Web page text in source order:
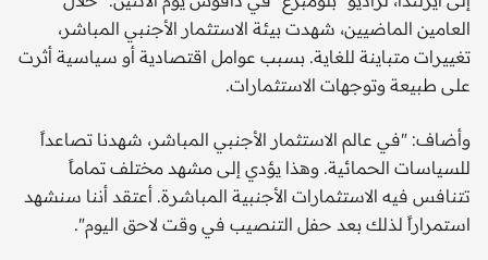
العامين الماضيين، شهدت بيئة الاستثمار الأجنبي المباشر،
تغييرات متباينة للغاية. بسبب عوامل اقتصادية أو سياسية أثرت
على طبيعة وتوجهات الاستثمارات.
وأضاف: "في عالم الاستثمار الأجنبي المباشر، شهدنا تصاعداً
للسياسات الحمائية. وهذا يؤدي إلى مشهد مختلف تماماً
تتنافس فيه الاستثمارات الأجنبية المباشرة. أعتقد أننا سنشهد
استمراراً لذلك بعد حفل التنصيب في وقت لاحق اليوم".